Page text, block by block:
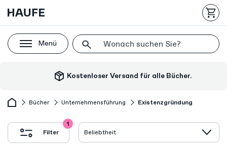
Menü
package_2 Kostenloser Versand für alle Bücher.
Bücher Unternehmensführung Existenzgründung
Filter
1